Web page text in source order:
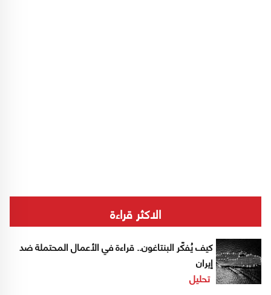
الاكثر قراءة
كيف يُفكّر البنتاغون.. قراءة في الأعمال المحتملة ضد
إيران
تحليل